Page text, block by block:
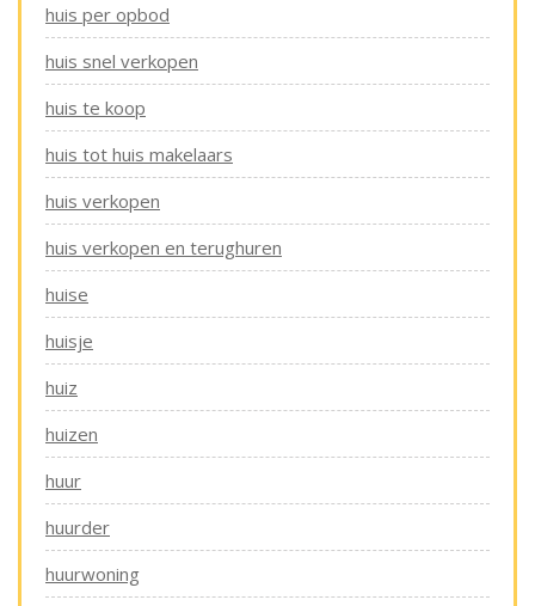
huis per opbod
huis snel verkopen
huis te koop
huis tot huis makelaars
huis verkopen
huis verkopen en terughuren
huise
huisje
huiz
huizen
huur
huurder
huurwoning